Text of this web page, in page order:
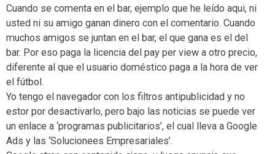
Cuando se comenta en el bar, ejemplo que he leído aqui, ni
usted ni su amigo ganan dinero con el comentario. Cuando
muchos amigos se juntan en el bar, el que gana es el del
bar. Por eso paga la licencia del pay per view a otro precio,
diferente al que el usuario doméstico paga a la hora de ver
el fútbol.
Yo tengo el navegador con los filtros antipublicidad y no
estor por desactivarlo, pero bajo las noticias se puede ver
un enlace a ‘programas publicitarios’, el cual lleva a Google
Ads y las ‘Solucionees Empresariales’.